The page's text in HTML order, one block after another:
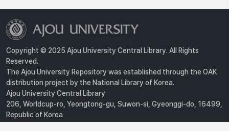
Copyright © 2025 Ajou University Central Library. All Rights
Reserved.
The Ajou University Repository was established through the OAK
distribution project by the National Library of Korea.
Ajou University Central Library
206, Worldcup-ro, Yeongtong-gu, Suwon-si, Gyeonggi-do, 16499,
Republic of Korea